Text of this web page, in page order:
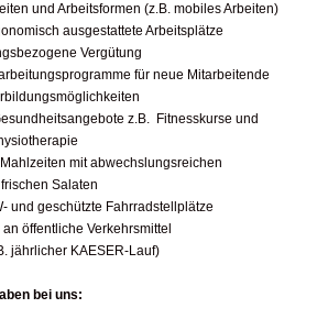
und Arbeitsformen (z.B. mobiles Arbeiten)
ausgestattete Arbeitsplätze
Vergütung
für neue Mitarbeitende
z.B. Fitnesskurse und
mit abwechslungsreichen
Salaten
und geschützte Fahrradstellplätze
öffentliche Verkehrsmittel
jährlicher KAESER-Lauf)
bei uns: